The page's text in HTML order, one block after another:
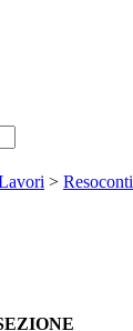
> Resoconti